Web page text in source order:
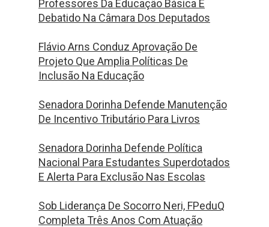
Professores Da Educação Básica É
Debatido Na Câmara Dos Deputados
Flávio Arns Conduz Aprovação De
Projeto Que Amplia Políticas De
Inclusão Na Educação
Senadora Dorinha Defende Manutenção
De Incentivo Tributário Para Livros
Senadora Dorinha Defende Política
Nacional Para Estudantes Superdotados
E Alerta Para Exclusão Nas Escolas
Sob Liderança De Socorro Neri, FPeduQ
Completa Três Anos Com Atuação